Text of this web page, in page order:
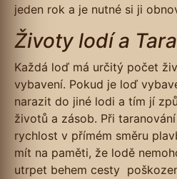
jeden rok a je nutné si ji
Životy lodí a
Každá loď má určitý počet
vybavení. Pokud je loď
narazit do jiné lodi a tím jí
životů a zásob. Při
rychlost v přímém směru
mít na paměti, že lodě
utrpet behem cesty